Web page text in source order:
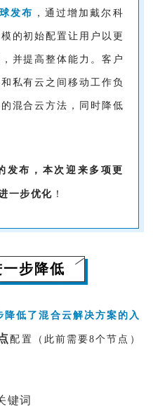
发布 ，通过增加戴尔科
的初始配置让用户以更
并提高整体能力。客户
私有云之间移动工作负
混合云方法，同时降低
发布，本次迎来多项更
一步优化 ！
步降低
低了混合云解决方案的入
配置（此前需要8个节点）